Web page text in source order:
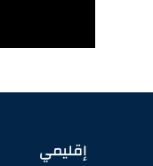
إقليمي